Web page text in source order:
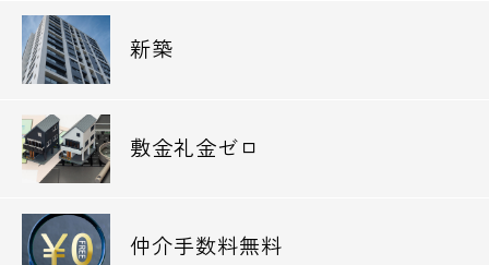
駒沢オリンピック公園 1,337m
◆役所
◆警察署、交番
世田谷消防署 479m
新築
敷金礼金ゼロ
仲介手数料無料